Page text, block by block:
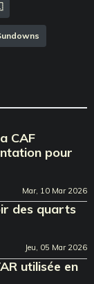
CAF
pour
Mar, 10 Mar 2026
des quarts
Jeu, 05 Mar 2026
utilisée en